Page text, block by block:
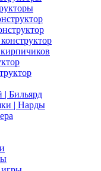
| Бильярд
| Нарды